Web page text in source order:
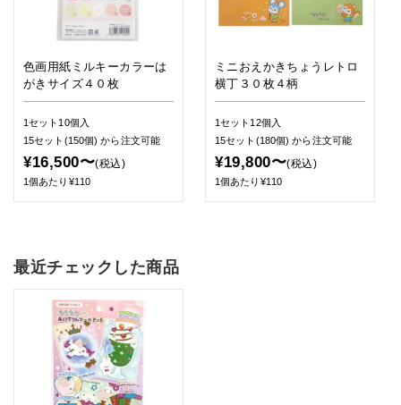
色画用紙ミルキーカラーは
がきサイズ４０枚
1セット10個入
15セット(150個)から注文可能
¥16,500〜(税込)
1個あたり¥110
ミニおえかきちょうレトロ
横丁３０枚４柄
1セット12個入
15セット(180個)から注文可能
¥19,800〜(税込)
1個あたり¥110
最近チェックした商品